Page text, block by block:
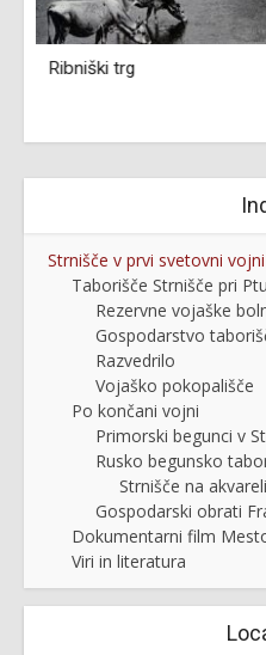
Strnišče v prvi svetovni vojni
Taborišče Strnišče pri
Rezervne vojaške
Gospodarstvo
Razvedrilo
Vojaško pokopališče
Po končani vojni
Primorski begunci v
Rusko begunsko
Strnišče na
Gospodarski obrati
Dokumentarni film
Viri in literatura